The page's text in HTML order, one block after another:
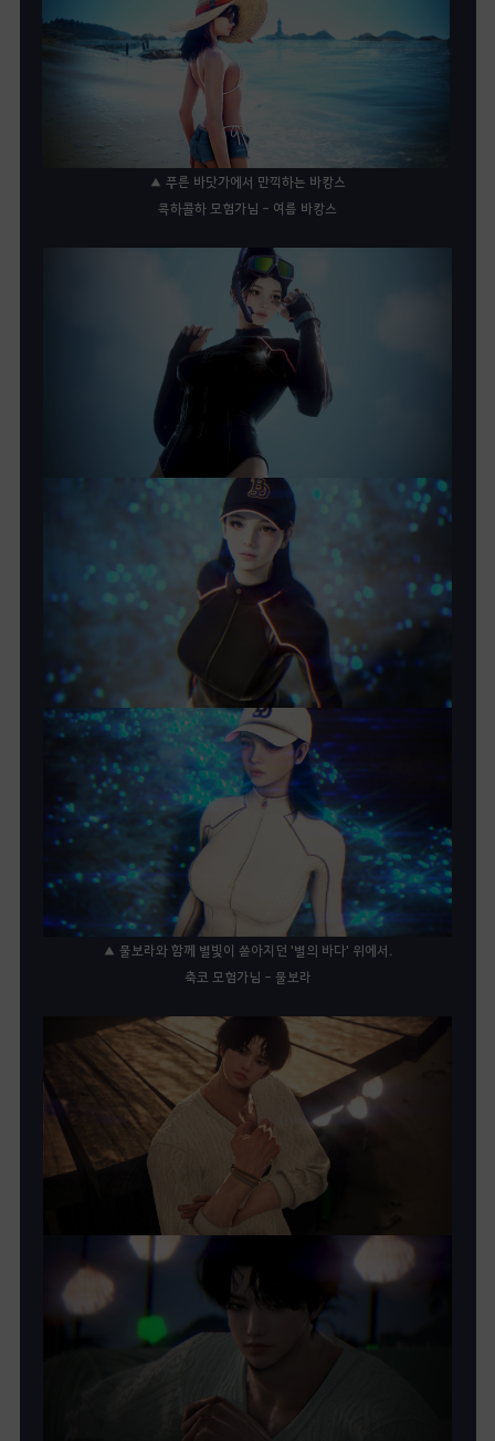
▲ 푸른 바닷가에서 만끽하는 바캉스
콕하콜하 모험가님 - 여름 바캉스
▲ 물보라와 함께 별빛이 쏟아지던 '별의 바다' 위에서.
축코 모험가님 - 물보라